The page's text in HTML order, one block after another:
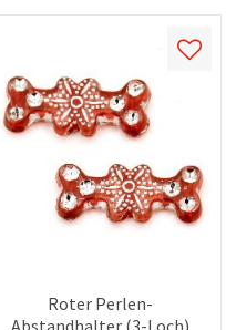
Roter Perlen-
Abstandhalter (3-Loch)